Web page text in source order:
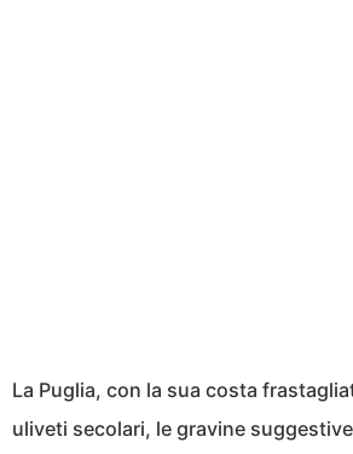
La Puglia, con la sua costa
uliveti secolari, le gravine